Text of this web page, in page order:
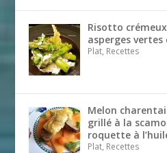
Risotto
asperges vertes
Plat, Recettes
Melon
grillé à la
roquette à
Plat, Recettes